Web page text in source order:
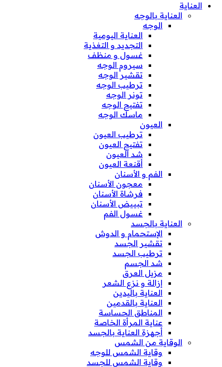
العناية
العناية بالوجه
الوجه
العناية اليومية
التجديد و التغذية
غسول و منظف
سيروم الوجه
تقشير الوجه
ترطيب الوجه
تونر الوجه
تفتيح الوجه
ماسك الوجه
العيون
ترطيب العيون
تفتيح العيون
شد العيون
أقنعة العيون
الفم و الأسنان
معجون الأسنان
فرشاة الأسنان
تبييض الأسنان
غسول الفم
العناية بالجسد
الإستحمام و الدوش
تقشير الجسد
ترطيب الجسد
شد الجسم
مزيل العرق
إزالة و نزع الشعر
العناية باليدين
العناية بالقدمين
المناطق الحساسة
عناية المرأة الخاصة
أجهزة العناية بالجسد
الوقاية من الشمس
وقاية الشمس للوجه
وقاية الشمس للجسد